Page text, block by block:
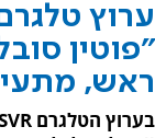
ערוץ
"פוטין
ראש,